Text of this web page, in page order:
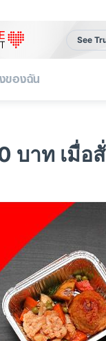
See
ของฉัน
รับส่วนลด